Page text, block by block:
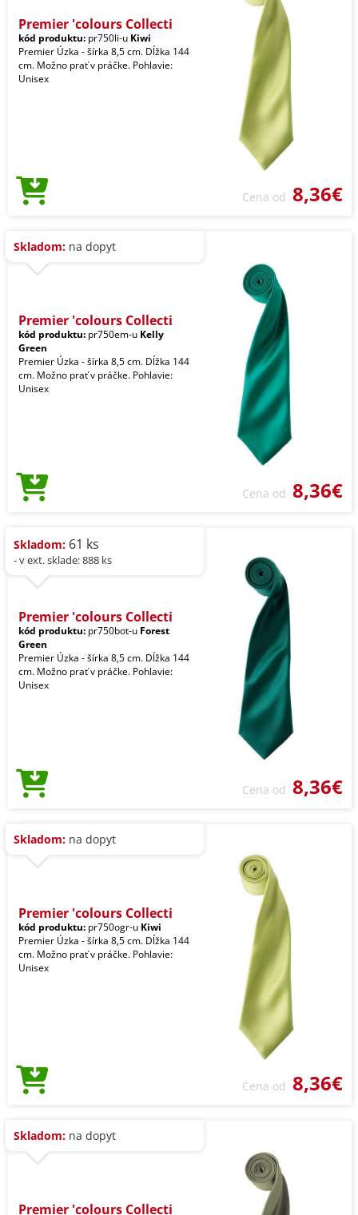
Premier 'colours Collecti
kód produktu: pr750li-u Kiwi
Premier Úzka - šírka 8,5 cm. Dĺžka 144
cm. Možno prať v práčke. Pohlavie:
Unisex
Cena od 8,36€
Skladom: na dopyt
Premier 'colours Collecti
kód produktu: pr750em-u Kelly
Green
Premier Úzka - šírka 8,5 cm. Dĺžka 144
cm. Možno prať v práčke. Pohlavie:
Unisex
Cena od 8,36€
Skladom: 61 ks
- v ext. sklade: 888 ks
Premier 'colours Collecti
kód produktu: pr750bot-u Forest
Green
Premier Úzka - šírka 8,5 cm. Dĺžka 144
cm. Možno prať v práčke. Pohlavie:
Unisex
Cena od 8,36€
Skladom: na dopyt
Premier 'colours Collecti
kód produktu: pr750ogr-u Kiwi
Premier Úzka - šírka 8,5 cm. Dĺžka 144
cm. Možno prať v práčke. Pohlavie:
Unisex
Cena od 8,36€
Skladom: na dopyt
Premier 'colours Collecti